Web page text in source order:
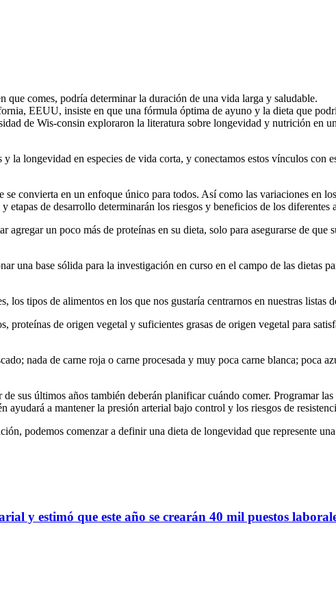
que comes, podría determinar la duración de una vida larga y saludable.
EEUU, insiste en que una fórmula óptima de ayuno y la dieta que
de Wis-consin exploraron la literatura sobre longevidad y nutrición en
la longevidad en especies de vida corta, y conectamos estos vínculos
convierta en un enfoque único para todos. Así como las variaciones en
etapas de desarrollo determinarán los riesgos y beneficios de los diferentes
agregar un poco más de proteínas en su dieta, solo para asegurarse de
una base sólida para la investigación en curso en el campo de las dietas
los tipos de alimentos en los que nos gustaría centrarnos en nuestras listas
de origen vegetal y suficientes grasas de origen vegetal para
nada de carne roja o carne procesada y muy poca carne blanca; poca
sus últimos años también deberán planificar cuándo comer. Programar
ayudará a mantener la presión arterial bajo control y los riesgos de
podemos comenzar a definir una dieta de longevidad que represente
y estimó que este año se crearán 40 mil puestos